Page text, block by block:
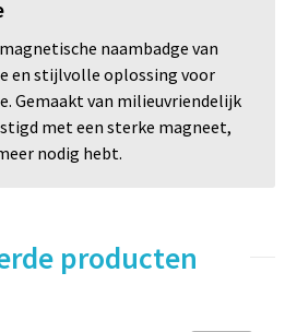
naambadge van
en stijlvolle oplossing voor
Gemaakt van milieuvriendelijk
met een sterke magneet,
nodig hebt.
producten